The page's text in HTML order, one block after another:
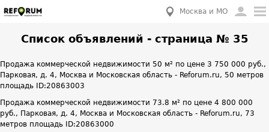
Москва и МО
Список объявлений - страница № 35
Продажа коммерческой недвижимости 50 м² по цене 3 750 000 руб.,
Парковая, д. 4, Москва и Московская область - Reforum.ru, 50 метров
площадь ID:20863003
Продажа коммерческой недвижимости 73.8 м² по цене 4 800 000
руб., Парковая, д. 4, Москва и Московская область - Reforum.ru, 73
метров площадь ID:20863000